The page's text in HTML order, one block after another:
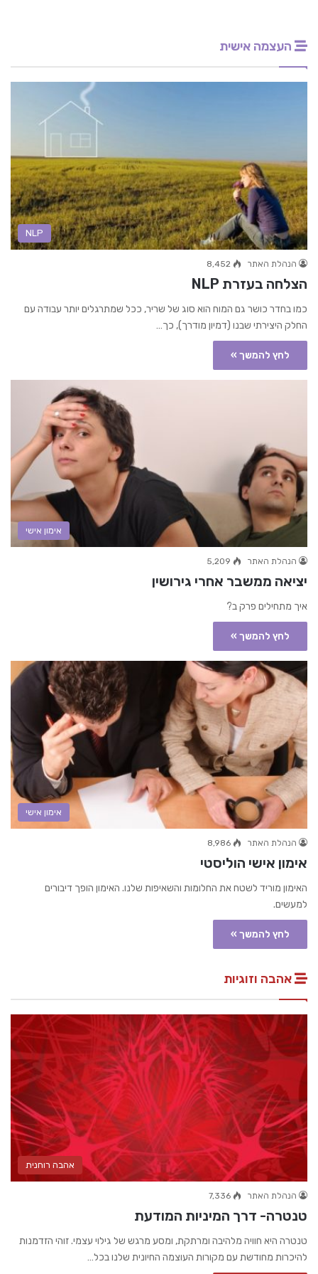
העצמה אישית
NLP
הנהלת האתר 8,452
הצלחה בעזרת NLP
כמו בחדר כושר גם המוח הוא סוג של שריר, ככל שמתרגלים יותר עבודה עם
החלק היצירתי שבנו (דמיון מודרך), כך…
לחץ להמשך »
אימון אישי
הנהלת האתר 5,209
יציאה ממשבר אחרי גירושין
איך מתחילים פרק ב?
לחץ להמשך »
אימון אישי
הנהלת האתר 8,986
אימון אישי הוליסטי
האימון מוריד לשטח את החלומות והשאיפות שלנו. האימון הופך דיבורים
למעשים.
לחץ להמשך »
אהבה וזוגיות
אהבה רוחנית
הנהלת האתר 7,336
טנטרה- דרך המיניות המודעת
טנטרה היא חוויה מלהיבה ומרתקת, ומסע מרגש של גילוי עצמי. זוהי הזדמנות
להיכרות מחודשת עם מקורות העוצמה החיונית שלנו בכל…